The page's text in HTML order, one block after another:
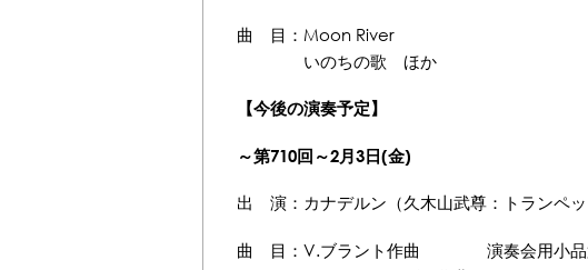
曲 目：Moon River
いのちの歌 ほか
【今後の演奏予定】
～第710回 ～2月3日(金)
出 演：カナデルン（久木山武尊：トランペッ
曲 目：V.ブラント作曲 演奏会用小品第